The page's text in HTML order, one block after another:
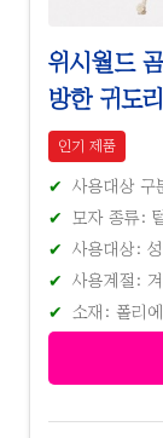
위시월드
방한 귀도리
인기 제품
사용대상 구
모자 종류:
사용대상:
사용계절:
소재: 폴리에